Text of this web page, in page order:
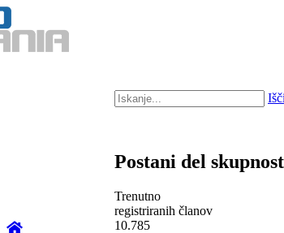
Išči
Postani del
Trenutno
registriranih članov
10.785